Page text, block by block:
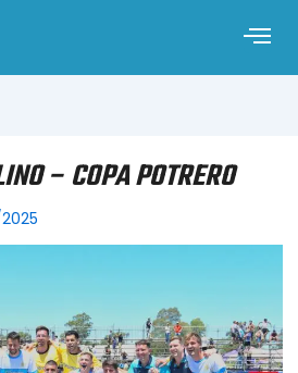
– COPA POTRERO
2025